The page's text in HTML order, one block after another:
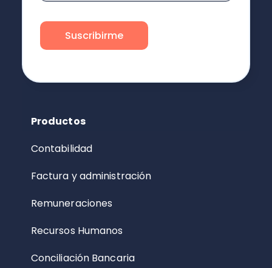
Productos
Contabilidad
Factura y administración
Remuneraciones
Recursos Humanos
Conciliación Bancaria